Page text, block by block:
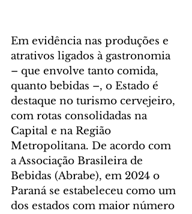
Em evidência nas produções e
atrativos ligados à gastronomia
– que envolve tanto comida,
quanto bebidas –, o Estado é
destaque no turismo cervejeiro,
com rotas consolidadas na
Capital e na Região
Metropolitana. De acordo com
a Associação Brasileira de
Bebidas (Abrabe), em 2024 o
Paraná se estabeleceu como um
dos estados com maior número